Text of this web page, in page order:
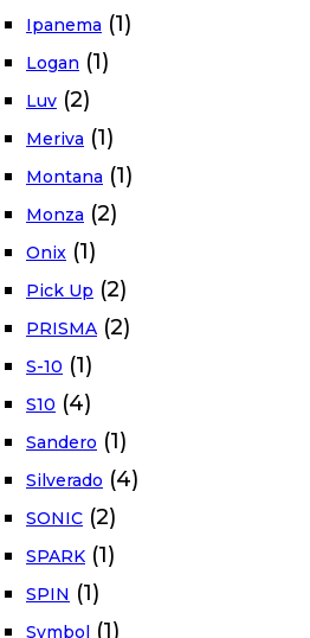
Ipanema (1)
Logan (1)
Luv (2)
Meriva (1)
Montana (1)
Monza (2)
Onix (1)
Pick Up (2)
PRISMA (2)
S-10 (1)
S10 (4)
Sandero (1)
Silverado (4)
SONIC (2)
SPARK (1)
SPIN (1)
Symbol (1)